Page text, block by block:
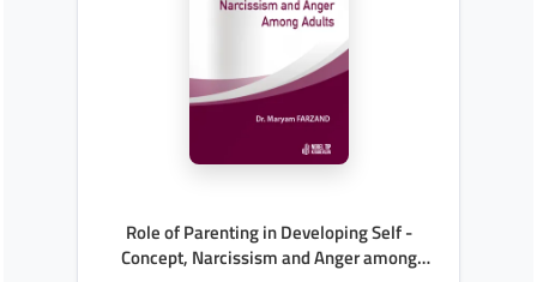
Role of Parenting in Developing Self -
Concept, Narcissism and Anger among